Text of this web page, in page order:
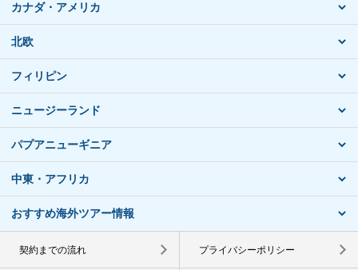
カナダ・アメリカ
北欧
フィリピン
ニュージーランド
パプアニューギニア
中東・アフリカ
おすすめ海外ツアー情報
契約までの流れ プライバシーポリシー